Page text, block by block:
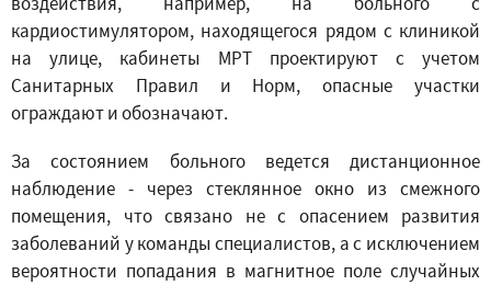
кардиостимулятором, находящегося рядом с клиникой
на улице, кабинеты МРТ проектируют с учетом
Санитарных Правил и Норм, опасные участки
ограждают и обозначают.
За состоянием больного ведется дистанционное
наблюдение - через стеклянное окно из смежного
помещения, что связано не с опасением развития
заболеваний у команды специалистов, а с исключением
вероятности попадания в магнитное поле случайных